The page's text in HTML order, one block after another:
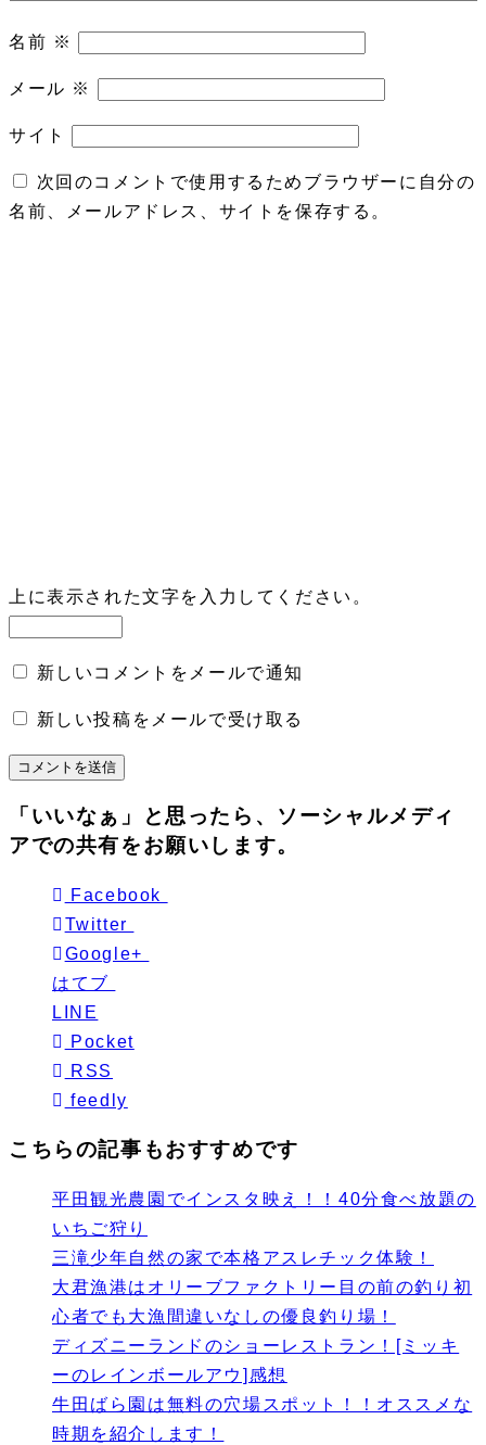
名前 ※
メール ※
サイト
次回のコメントで使用するためブラウザーに自分の
名前、メールアドレス、サイトを保存する。
上に表示された文字を入力してください。
新しいコメントをメールで通知
新しい投稿をメールで受け取る
「いいなぁ」と思ったら、ソーシャルメディ
アでの共有をお願いします。
Facebook
Twitter
Google+
はてブ
LINE
Pocket
RSS
feedly
こちらの記事もおすすめです
平田観光農園でインスタ映え！！40分食べ放題の
いちご狩り
三滝少年自然の家で本格アスレチック体験！
大君漁港はオリーブファクトリー目の前の釣り初
心者でも大漁間違いなしの優良釣り場！
ディズニーランドのショーレストラン！[ミッキ
ーのレインボールアウ]感想
牛田ばら園は無料の穴場スポット！！オススメな
時期を紹介します！